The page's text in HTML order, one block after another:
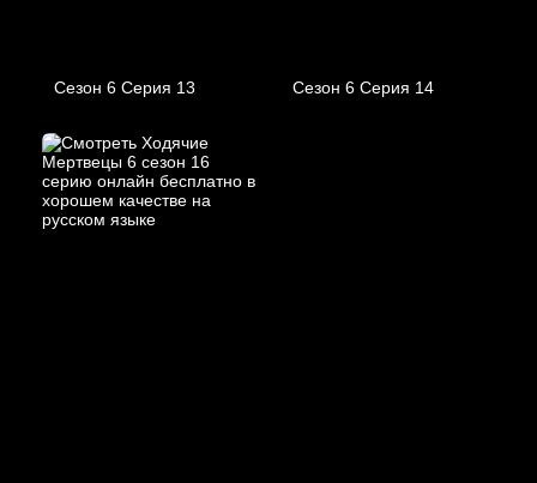
Сезон 6 Серия 13 Сезон 6 Серия 14